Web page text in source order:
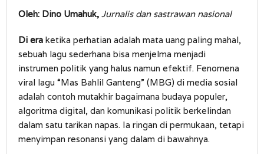
Ganteng”
Oleh: Dino Umahuk, Jurnalis dan sastrawan nasional
Di era ketika perhatian adalah mata uang paling mahal,
sebuah lagu sederhana bisa menjelma menjadi
instrumen politik yang halus namun efektif. Fenomena
viral lagu “Mas Bahlil Ganteng” (MBG) di media sosial
adalah contoh mutakhir bagaimana budaya populer,
algoritma digital, dan komunikasi politik berkelindan
dalam satu tarikan napas. Ia ringan di permukaan, tetapi
menyimpan resonansi yang dalam di bawahnya.